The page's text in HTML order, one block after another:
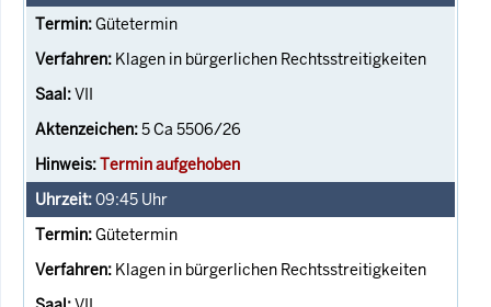
Gütetermin
Klagen in bürgerlichen Rechtsstreitigkeiten
VII
5 Ca 5506/26
Termin aufgehoben
09:45 Uhr
Gütetermin
Klagen in bürgerlichen Rechtsstreitigkeiten